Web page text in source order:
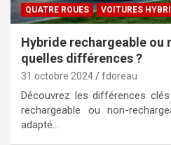
QUATRE ROUES VOITURES
Hybride rechargeable ou
quelles différences ?
31 octobre 2024 fdoreau
Découvrez les différences
rechargeable ou non-
adapté…